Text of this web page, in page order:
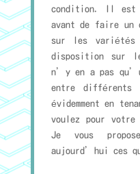
condition. Il est
avant de faire un
sur les variétés
disposition sur
n’y en a pas
entre différents
évidemment en
voulez pour votre
Je vous
aujourd’hui ces